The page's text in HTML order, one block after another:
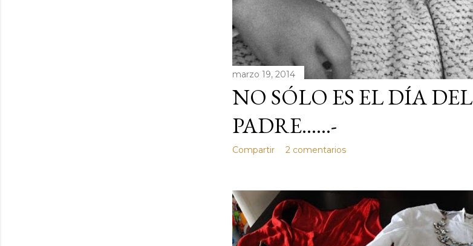
marzo 19, 2014
NO SÓLO ES EL DÍA DEL
PADRE......-
Compartir 2 comentarios